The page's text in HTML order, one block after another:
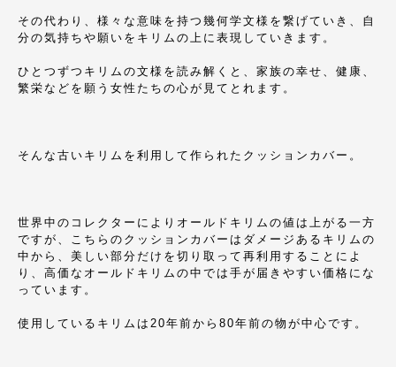
その代わり、様々な意味を持つ幾何学文様を繋げていき、自
分の気持ちや願いをキリムの上に表現していきます。
ひとつずつキリムの文様を読み解くと、家族の幸せ、健康、
繁栄などを願う女性たちの心が見てとれます。
そんな古いキリムを利用して作られたクッションカバー。
世界中のコレクターによりオールドキリムの値は上がる一方
ですが、こちらのクッションカバーはダメージあるキリムの
中から、美しい部分だけを切り取って再利用することによ
り、高価なオールドキリムの中では手が届きやすい価格にな
っています。
使用しているキリムは20年前から80年前の物が中心です。